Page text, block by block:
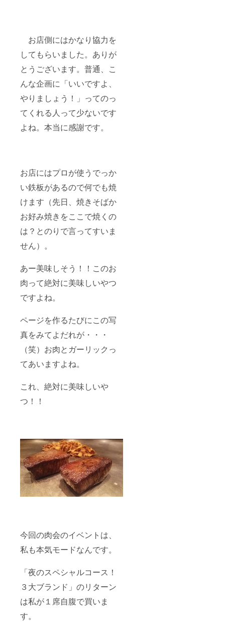
お店側にはかなり協力を
してもらいました。ありが
とうございます。普通、こ
んな企画に「いいですよ、
やりましょう！」ってのっ
てくれる人って少ないです
よね。本当に感謝です。
お店にはプロが使うでっか
い鉄板があるので何でも焼
けます（先日、焼きそばか
お好み焼きをここで焼くの
は？とのりで言ってすいま
せん）。
あー美味しそう！！このお
肉って絶対に美味しいやつ
ですよね。
ページを作るたびにこの写
真をみてよだれが・・・
（笑）お肉とガーリックっ
てあいますよね。
これ、絶対に美味しいや
つ！！
今回の肉会のイベントは、
私も本気モードなんです。
「夜のスペシャルコース！
３大ブランド」のリターン
は私が１席自腹で買いま
す。